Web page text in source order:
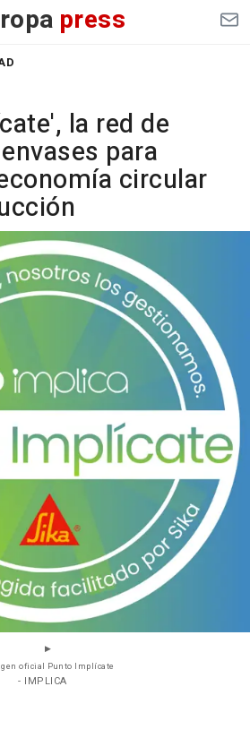
press
la red de
para
circular
oficial Punto Implícate
- IMPLICA